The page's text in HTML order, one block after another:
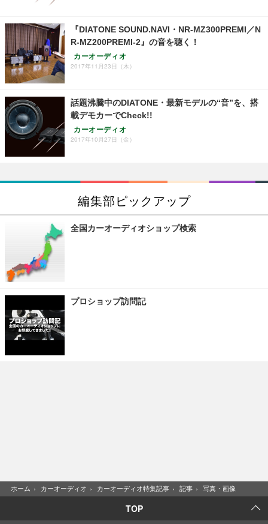
『DIATONE SOUND.NAVI・NR-MZ300PREMI／N
R-MZ200PREMI-2』の音を聴く！
カーオーディオ
2017年11月23日（木）
話題沸騰中のDIATONE・最新モデルの“音”を、搭
載デモカーでCheck!!
カーオーディオ
2017年10月27日（金）
編集部ピックアップ
全国カーオーディオショップ検索
プロショップ訪問記
ホーム › カーオーディオ › カーオーディオ特集記事 › 記事 › 写真・画像
TOP